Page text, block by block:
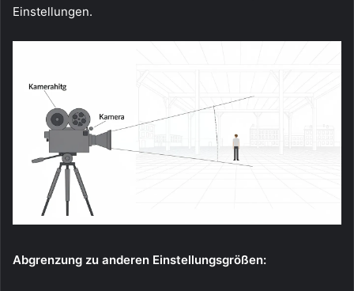
Einstellungen.
Abgrenzung zu anderen Einstellungsgrößen: